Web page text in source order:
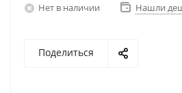
Нет в наличии Нашли
Поделиться